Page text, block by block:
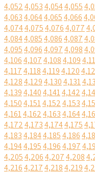
4,0524,0534,0544,055
4,0634,0644,0654,066
4,0744,0754,0764,077
4,0844,0854,0864,087
4,0954,0964,0974,098
4,1064,1074,1084,109
4,1174,1184,1194,120
4,1284,1294,1304,131
4,1394,1404,1414,142
4,1504,1514,1524,153
4,1614,1624,1634,164
4,1724,1734,1744,175
4,1834,1844,1854,186
4,1944,1954,1964,197
4,2054,2064,2074,208
4,2164,2174,2184,219